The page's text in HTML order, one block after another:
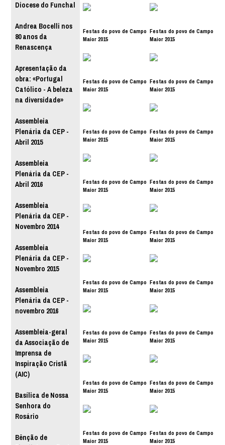
Diocese do Funchal
Andrea Bocelli nos
80 anos da
Renascença
Apresentação da
obra: «Portugal
Católico - A beleza
na diversidade»
Assembleia
Plenária da CEP -
Abril 2015
Assembleia
Plenária da CEP -
Abril 2016
Assembleia
Plenária da CEP -
Novembro 2014
Assembleia
Plenária da CEP -
Novembro 2015
Assembleia
Plenária da CEP -
novembro 2016
Assembleia-geral
da Associação de
Imprensa de
Inspiração Cristã
(AIC)
Basílica de Nossa
Senhora do
Rosário
Bênção de
Festas do povo de Campo
Maior 2015
Festas do povo de Campo
Maior 2015
Festas do povo de Campo
Maior 2015
Festas do povo de Campo
Maior 2015
Festas do povo de Campo
Maior 2015
Festas do povo de Campo
Maior 2015
Festas do povo de Campo
Maior 2015
Festas do povo de Campo
Maior 2015
Festas do povo de Campo
Maior 2015
Festas do povo de Campo
Maior 2015
Festas do povo de Campo
Maior 2015
Festas do povo de Campo
Maior 2015
Festas do povo de Campo
Maior 2015
Festas do povo de Campo
Maior 2015
Festas do povo de Campo
Maior 2015
Festas do povo de Campo
Maior 2015
Festas do povo de Campo
Maior 2015
Festas do povo de Campo
Maior 2015